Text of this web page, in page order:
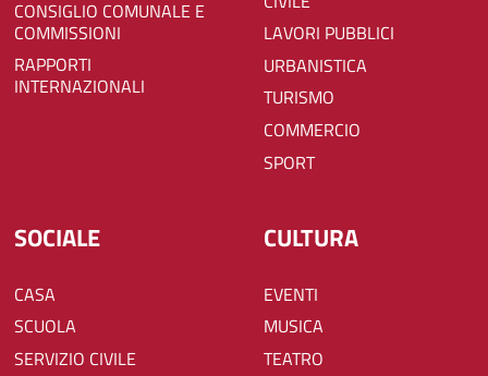
CONSIGLIO COMUNALE E
COMMISSIONI
RAPPORTI
INTERNAZIONALI
LAVORI PUBBLICI
URBANISTICA
TURISMO
COMMERCIO
SPORT
SOCIALE
CASA
SCUOLA
SERVIZIO CIVILE
CULTURA
EVENTI
MUSICA
TEATRO